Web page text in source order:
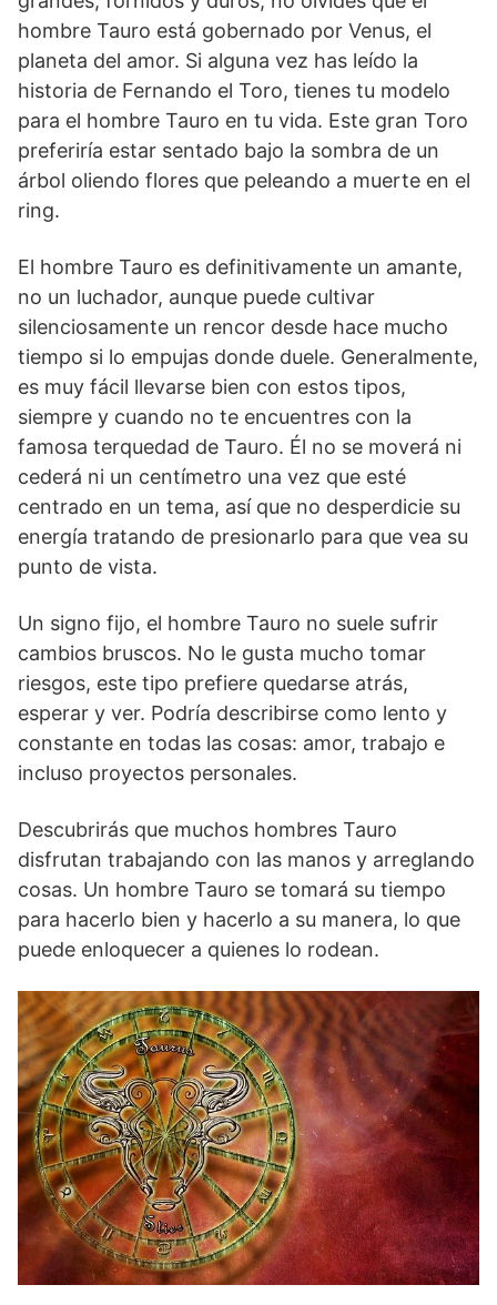
hombre Tauro está gobernado por Venus, el
planeta del amor. Si alguna vez has leído la
historia de Fernando el Toro, tienes tu modelo
para el hombre Tauro en tu vida. Este gran Toro
preferiría estar sentado bajo la sombra de un
árbol oliendo flores que peleando a muerte en el
ring.
El hombre Tauro es definitivamente un amante,
no un luchador, aunque puede cultivar
silenciosamente un rencor desde hace mucho
tiempo si lo empujas donde duele. Generalmente,
es muy fácil llevarse bien con estos tipos,
siempre y cuando no te encuentres con la
famosa terquedad de Tauro. Él no se moverá ni
cederá ni un centímetro una vez que esté
centrado en un tema, así que no desperdicie su
energía tratando de presionarlo para que vea su
punto de vista.
Un signo fijo, el hombre Tauro no suele sufrir
cambios bruscos. No le gusta mucho tomar
riesgos, este tipo prefiere quedarse atrás,
esperar y ver. Podría describirse como lento y
constante en todas las cosas: amor, trabajo e
incluso proyectos personales.
Descubrirás que muchos hombres Tauro
disfrutan trabajando con las manos y arreglando
cosas. Un hombre Tauro se tomará su tiempo
para hacerlo bien y hacerlo a su manera, lo que
puede enloquecer a quienes lo rodean.